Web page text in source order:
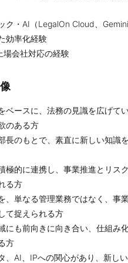
ク・AI（LegalOn Cloud、
効率化経験
場会社対応の経験
ベースに、法務の見識を広げて
のある方
長のもとで、素直に新しい知識
極的に連携し、事業推進とリス
る方
、単なる管理業務ではなく、事
て捉えられる方
にも前向きに向き合い、仕組み
方
、AI、IPへの関心があり、新し